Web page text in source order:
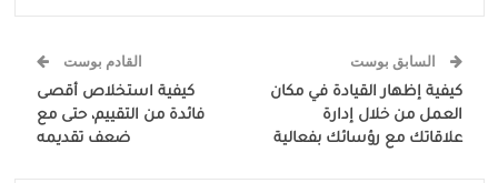
السابق بوست
كيفية إظهار القيادة في مكان
العمل من خلال إدارة
علاقاتك مع رؤسائك بفعالية
القادم بوست
كيفية استخلاص أقصى
فائدة من التقييم، حتى مع
ضعف تقديمه